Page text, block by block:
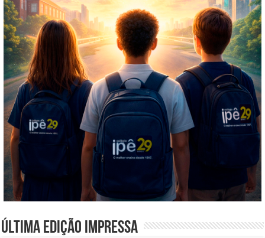
Última edição impressa